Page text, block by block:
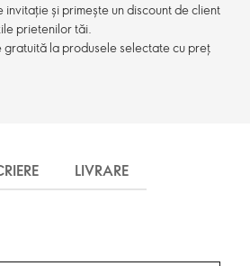
invitație și primește un discount de client
prietenilor tăi.
la produsele selectate cu preț
LIVRARE